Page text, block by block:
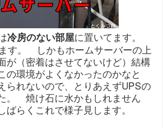
冷房のない部屋に置いてます。
す。 しかもホームサーバーの上
が（密着はさせてないけど）結構
環境がよくなかったのかなと
られないので、とりあえずUPSの
。 焼け石に水かもしれません
らくこれで様子見します。